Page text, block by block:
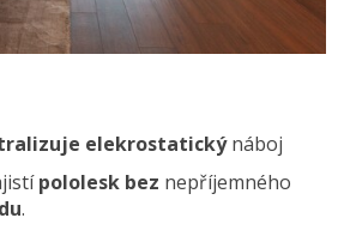
elekrostatickýnáboj
pololesk bez nepříjemného
.